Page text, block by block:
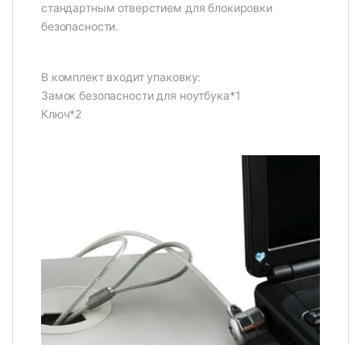
стандартным отверстием для блокировки
безопасности.
В комплект входит упаковку:
Замок безопасности для ноутбука*1
Ключ*2